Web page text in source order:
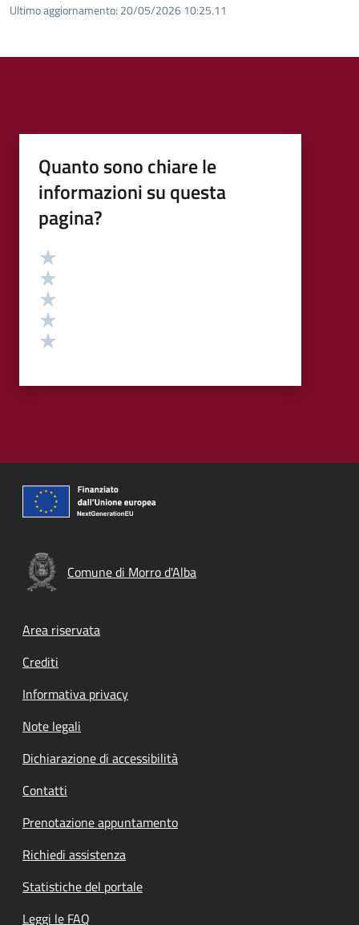
Ultimo aggiornamento: 20/05/2026 10:25.11
Quanto sono chiare le
informazioni su questa
pagina?
Valutazione
Comune di Morro d'Alba
Footer menu
Area riservata
Crediti
Informativa privacy
Note legali
Dichiarazione di accessibilità
Contatti
Prenotazione appuntamento
Richiedi assistenza
Statistiche del portale
Leggi le FAQ